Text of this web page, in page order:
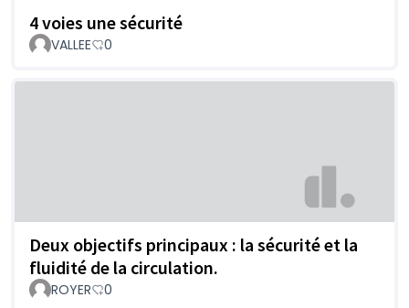
4 voies une sécurité
VALLEE 0
Deux objectifs principaux : la sécurité et la
fluidité de la circulation.
ROYER 0